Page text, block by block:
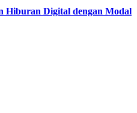
Hiburan Digital dengan Modal